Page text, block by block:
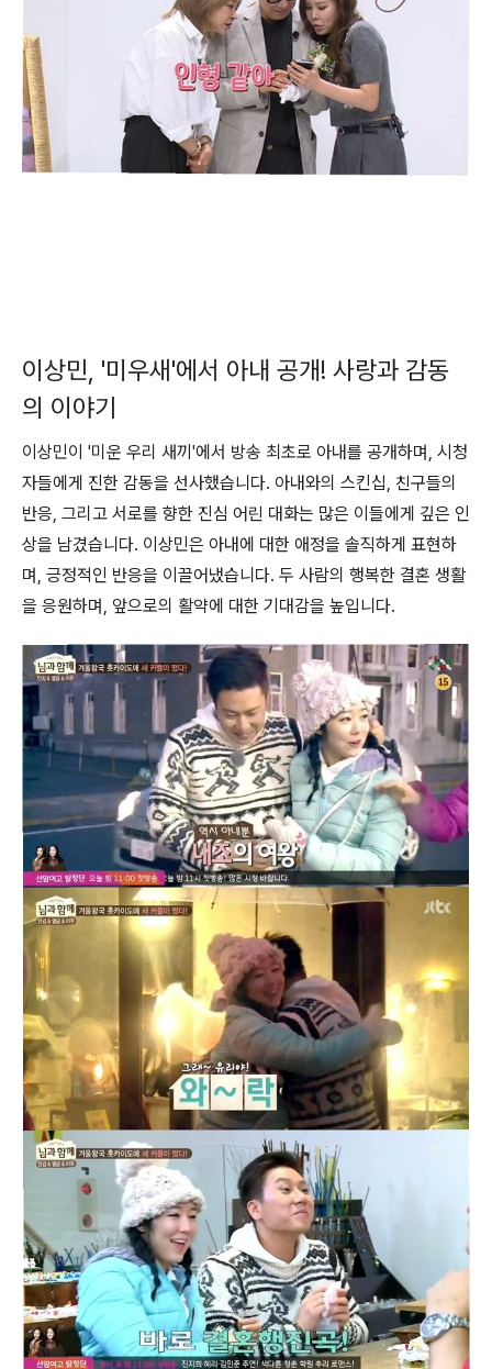
이상민, '미우새'에서 아내 공개! 사랑과 감동
의 이야기
이상민이 '미운 우리 새끼'에서 방송 최초로 아내를 공개하며, 시청
자들에게 진한 감동을 선사했습니다. 아내와의 스킨십, 친구들의
반응, 그리고 서로를 향한 진심 어린 대화는 많은 이들에게 깊은 인
상을 남겼습니다. 이상민은 아내에 대한 애정을 솔직하게 표현하
며, 긍정적인 반응을 이끌어냈습니다. 두 사람의 행복한 결혼 생활
을 응원하며, 앞으로의 활약에 대한 기대감을 높입니다.